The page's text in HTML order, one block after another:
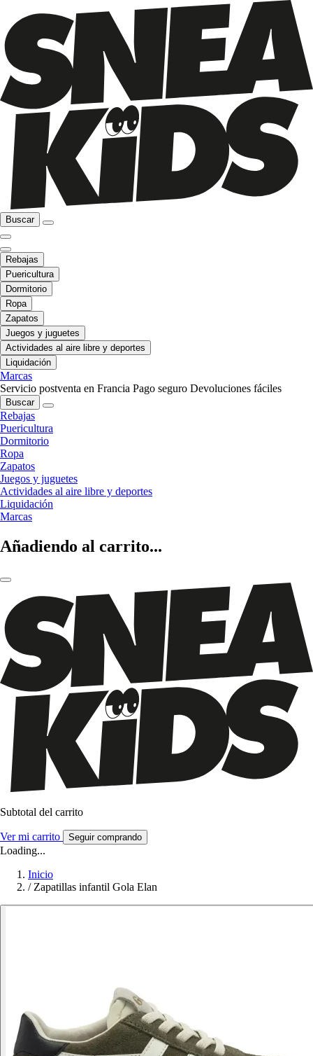
Buscar
Rebajas
Puericultura
Dormitorio
Ropa
Zapatos
Juegos y juguetes
Actividades al aire libre y deportes
Liquidación
Marcas
Servicio postventa en Francia Pago seguro Devoluciones fáciles
Buscar
Rebajas
Puericultura
Dormitorio
Ropa
Zapatos
Juegos y juguetes
Actividades al aire libre y deportes
Liquidación
Marcas
Añadiendo al carrito...
Subtotal del carrito
Ver mi carrito Seguir comprando
Loading...
Inicio
/ Zapatillas infantil Gola Elan